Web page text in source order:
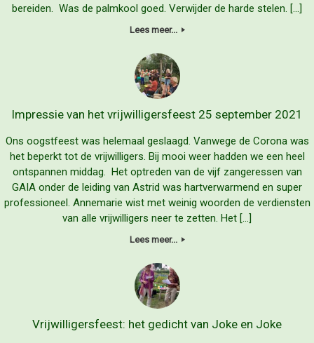
bereiden. Was de palmkool goed. Verwijder de harde stelen. […]
Lees meer...
Impressie van het vrijwilligersfeest 25 september 2021
Ons oogstfeest was helemaal geslaagd. Vanwege de Corona was
het beperkt tot de vrijwilligers. Bij mooi weer hadden we een heel
ontspannen middag. Het optreden van de vijf zangeressen van
GAIA onder de leiding van Astrid was hartverwarmend en super
professioneel. Annemarie wist met weinig woorden de verdiensten
van alle vrijwilligers neer te zetten. Het […]
Lees meer...
Vrijwilligersfeest: het gedicht van Joke en Joke